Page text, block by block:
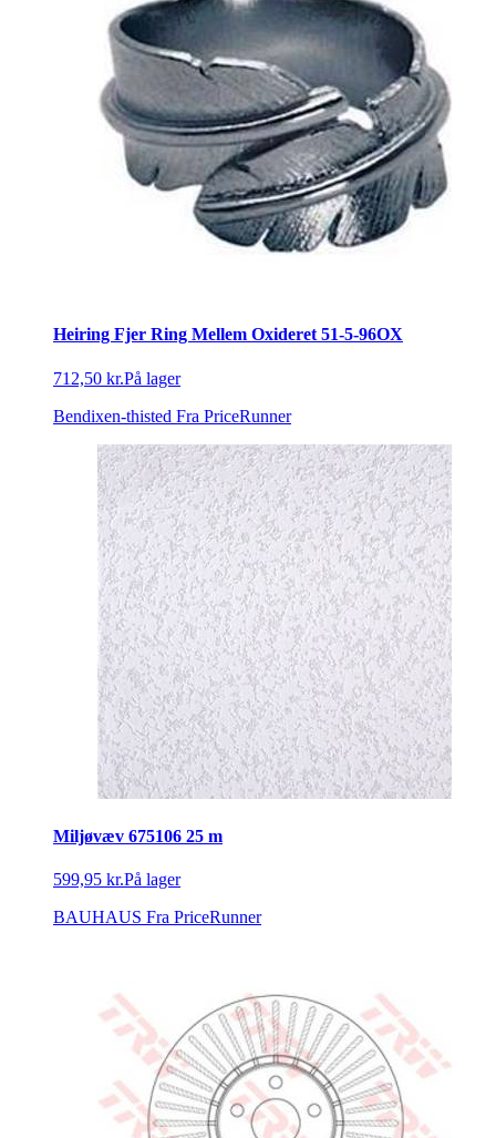
Heiring Fjer Ring Mellem Oxideret 51-5-96OX
712,50 kr.På lager
Bendixen-thisted Fra PriceRunner
Miljøvæv 675106 25 m
599,95 kr.På lager
BAUHAUS Fra PriceRunner